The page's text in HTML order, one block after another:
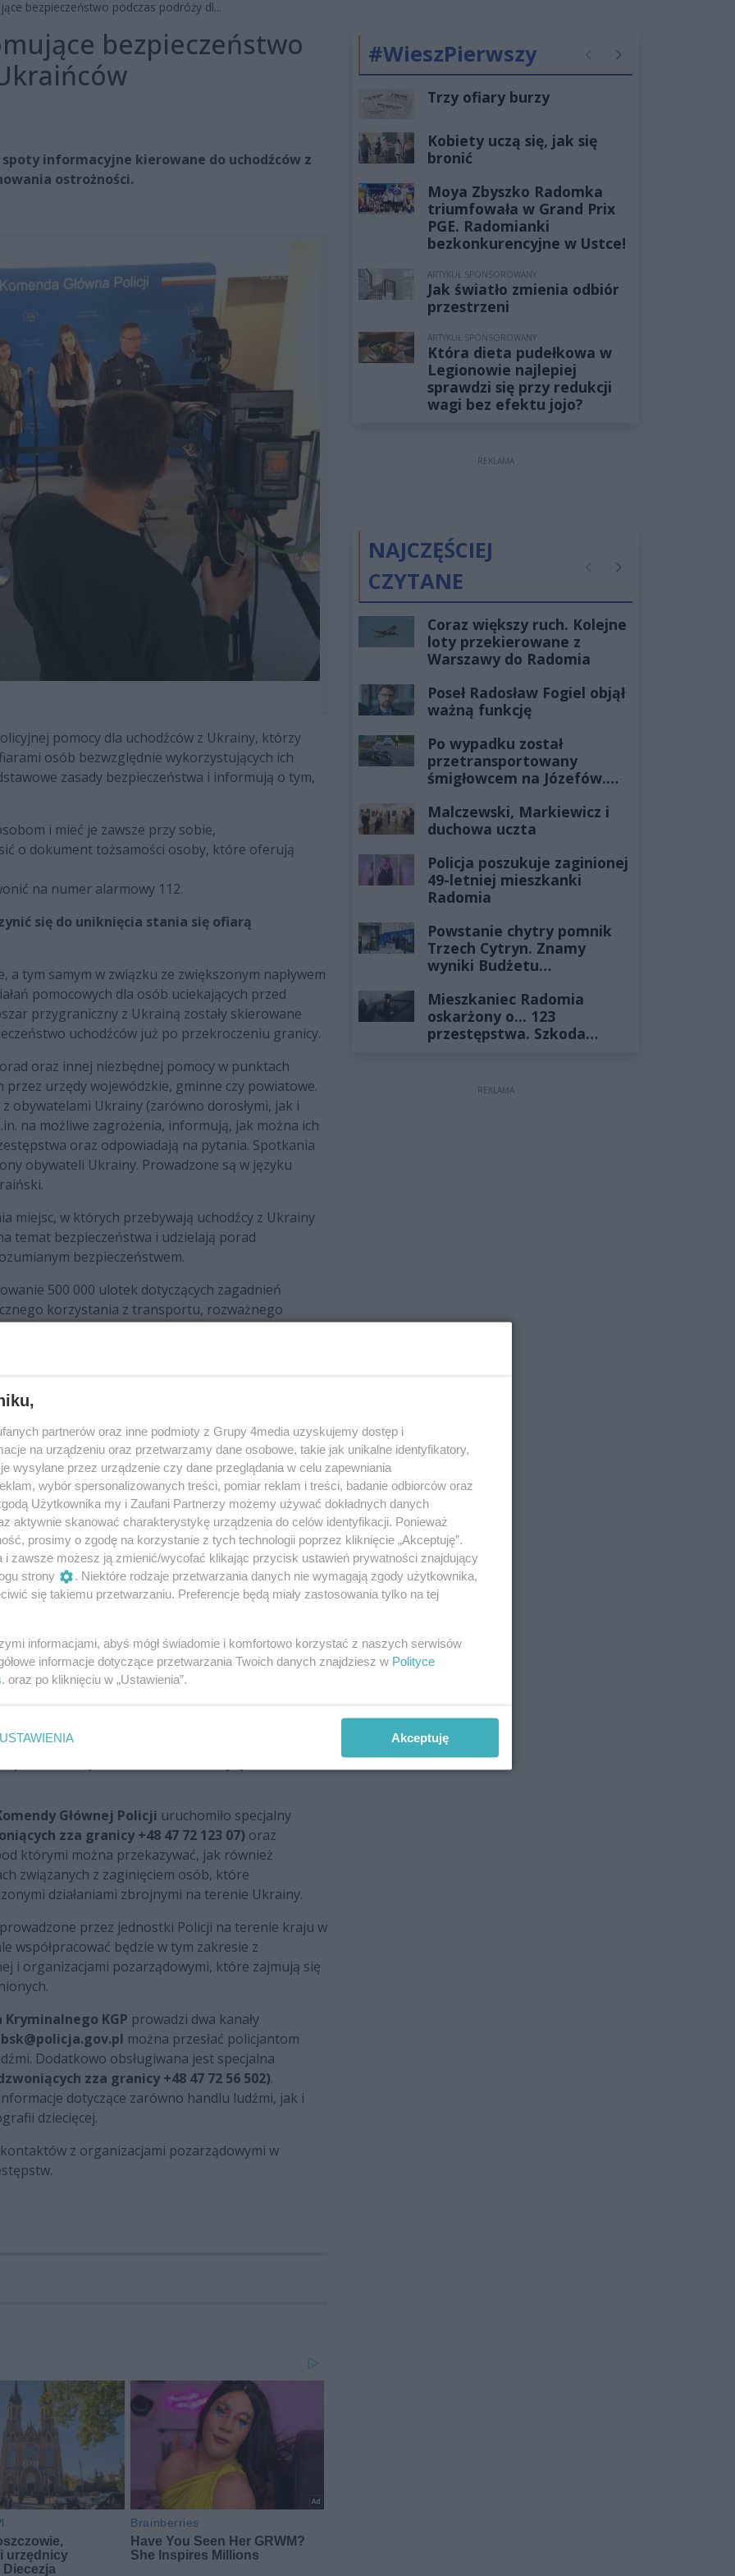
bezpieczeństwo podczas podróży dl...
bezpieczeństwo
informacyjne kierowane do uchodźców z
ostrożności.
pomocy dla uchodźców z Ukrainy, którzy
osób bezwzględnie wykorzystujących ich
zasady bezpieczeństwa i informują o tym,
i mieć je zawsze przy sobie,
o dokument tożsamości osoby, które oferują
na numer alarmowy 112.
się do uniknięcia stania się ofiarą
tym samym w związku ze zwiększonym napływem
pomocowych dla osób uciekających przed
przygraniczny z Ukrainą zostały skierowane
uchodźców już po przekroczeniu granicy.
oraz innej niezbędnej pomocy w punktach
urzędy wojewódzkie, gminne czy powiatowe.
obywatelami Ukrainy (zarówno dorosłymi, jak i
na możliwe zagrożenia, informują, jak można ich
oraz odpowiadają na pytania. Spotkania
obywateli Ukrainy. Prowadzone są w języku
miejsc, w których przebywają uchodźcy z Ukrainy
temat bezpieczeństwa i udzielają porad
bezpieczeństwem.
500 000 ulotek dotyczących zagadnień
korzystania z transportu, rozważnego
wspominane możliwości zgłaszania
ludźmi. Ulotki te opracowane są w języku
z Ukrainy przez policjantów.
realizując zadania w trzech głównych
ruchu celem jak najszybszego i najlepszego
uchodźców, a także konwojów
i porządek publiczny w miejscach, w
przejścia graniczne, miejsca
transportujących uchodźców, a także, aby
np. rozładowywaniu pociągów, którymi
obserwacyjne i rozpoznawcze celem
dochodzić do przestępstw lub sytuacji
w tym również związanych z handlem ludźmi.
które mogą chcieć wykorzystać trudną
uruchomiła telefony dyżurne oraz kontakty
Policji informacje o przypadkach handlu
zaginięciach uchodźców i ich rodzin,
prowadzonymi działaniami zbrojnymi na
Głównej Policji uruchomiło specjalny
zza granicy +48 47 72 123 07) oraz
którymi można przekazywać, jak również
związanych z zaginięciem osób, które
działaniami zbrojnymi na terenie Ukrainy.
przez jednostki Policji na terenie kraju w
współpracować będzie w tym zakresie z
i organizacjami pozarządowymi, które zajmują się
KGP prowadzi dwa kanały
można przesłać policjantom
Dodatkowo obsługiwana jest specjalna
zza granicy +48 47 72 56 502).
dotyczące zarówno handlu ludźmi, jak i
dziecięcej.
z organizacjami pozarządowymi w
#WieszPierwszy PoprzednieNastępne
Trzy ofiary burzy
Kobiety uczą się, jak się
bronić
Moya Zbyszko Radomka
triumfowała w Grand Prix
PGE. Radomianki
bezkonkurencyjne w Ustce!
ARTYKUŁ SPONSOROWANY
Jak światło zmienia odbiór
przestrzeni
ARTYKUŁ SPONSOROWANY
Która dieta pudełkowa w
Legionowie najlepiej
sprawdzi się przy redukcji
wagi bez efektu jojo?
REKLAMA
NAJCZĘŚCIEJ
CZYTANE
PoprzednieNastępne
Coraz większy ruch. Kolejne
loty przekierowane z
Warszawy do Radomia
Poseł Radosław Fogiel objął
ważną funkcję
Po wypadku został
przetransportowany
śmigłowcem na Józefów.
żyłach
Malczewski, Markiewicz i
duchowa uczta
Policja poszukuje zaginionej
49-letniej mieszkanki
Radomia
Powstanie chytry pomnik
Trzech Cytryn. Znamy
wyniki Budżetu
Mieszkaniec Radomia
oskarżony o... 123
przestępstwa. Szkoda
REKLAMA
partnerów oraz inne podmioty z Grupy 4media uzyskujemy dostęp i
na urządzeniu oraz przetwarzamy dane osobowe, takie jak unikalne identyfikatory,
wysyłane przez urządzenie czy dane przeglądania w celu zapewniania
wybór spersonalizowanych treści, pomiar reklam i treści, badanie odbiorców oraz
Użytkownika my i Zaufani Partnerzy możemy używać dokładnych danych
aktywnie skanować charakterystykę urządzenia do celów identyfikacji. Ponieważ
prosimy o zgodę na korzystanie z tych technologii poprzez kliknięcie „Akceptuję”.
i zawsze możesz ją zmienić/wycofać klikając przycisk ustawień prywatności znajdujący
strony
. Niektóre rodzaje przetwarzania danych nie wymagają zgody użytkownika,
się takiemu przetwarzaniu. Preferencje będą miały zastosowania tylko na tej
informacjami, abyś mógł świadomie i komfortowo korzystać z naszych serwisów
informacje dotyczące przetwarzania Twoich danych znajdziesz w Polityce
. oraz po kliknięciu w „Ustawienia”.
USTAWIENIA Akceptuję